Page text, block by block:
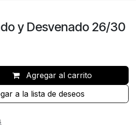
y Desvenado 26/30
Agregar al carrito
a la lista de deseos